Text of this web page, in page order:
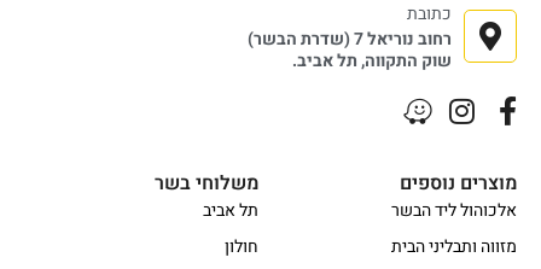
משלוחי בשר
תל אביב
חולון
מוצרים נוספים
אלכוהול ליד הבשר
מזווה ותבליני הבית
כתובת
רחוב נוריאל 7 (שדרת הבשר)
שוק התקווה, תל אביב.